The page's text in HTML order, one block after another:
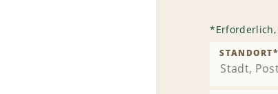
*
STANDORT*